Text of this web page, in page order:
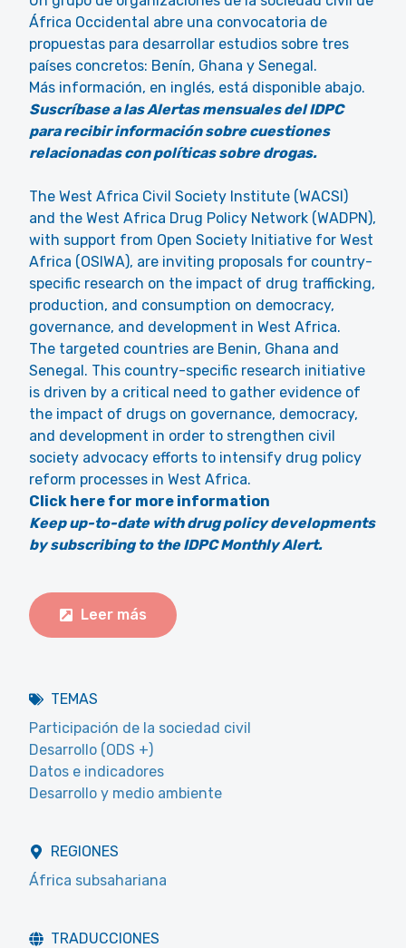
África Occidental abre una convocatoria de
propuestas para desarrollar estudios sobre tres
países concretos: Benín, Ghana y Senegal.
Más información, en inglés, está disponible abajo.
Suscríbase a las Alertas mensuales del IDPC
para recibir información sobre cuestiones
relacionadas con políticas sobre drogas.
The West Africa Civil Society Institute (WACSI)
and the West Africa Drug Policy Network (WADPN),
with support from Open Society Initiative for West
Africa (OSIWA), are inviting proposals for country-
specific research on the impact of drug trafficking,
production, and consumption on democracy,
governance, and development in West Africa.
The targeted countries are Benin, Ghana and
Senegal. This country-specific research initiative
is driven by a critical need to gather evidence of
the impact of drugs on governance, democracy,
and development in order to strengthen civil
society advocacy efforts to intensify drug policy
reform processes in West Africa.
Click here for more information
Keep up-to-date with drug policy developments
by subscribing to the IDPC Monthly Alert.
Leer más
TEMAS
Participación de la sociedad civil
Desarrollo (ODS +)
Datos e indicadores
Desarrollo y medio ambiente
REGIONES
África subsahariana
TRADUCCIONES